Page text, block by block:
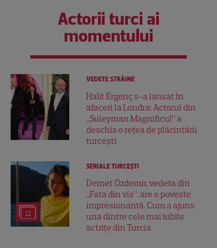
Actorii turci ai
momentului
VEDETE STRĂINE
Halit Ergenç s-a lansat în
afaceri la Londra: Actorul din
„Suleyman Magnificul” a
deschis o rețea de plăcintării
turcești
12
SERIALE TURCEŞTI
Demet Özdemir, vedeta din
„Fata din vis”, are o poveste
impresionantă. Cum a ajuns
una dintre cele mai iubite
actrițe din Turcia